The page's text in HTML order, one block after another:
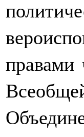
правами